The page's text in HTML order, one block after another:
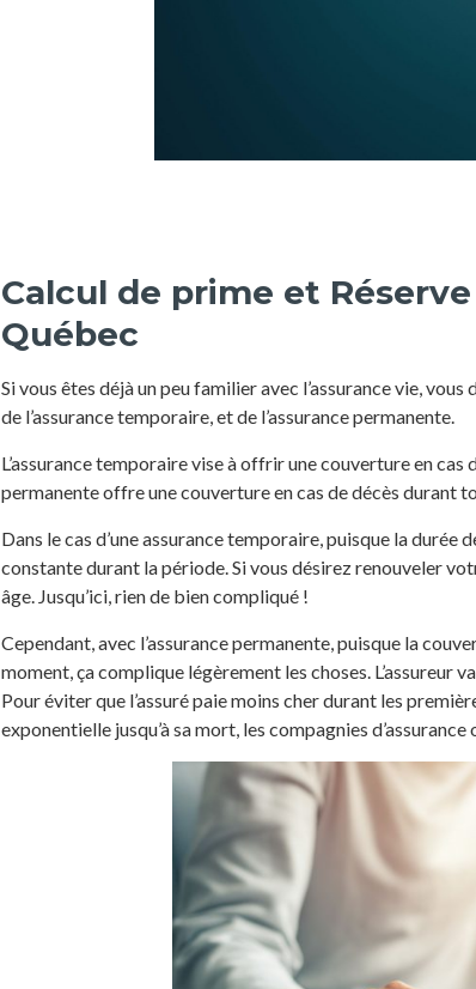
Calcul de prime et
Québec
Si vous êtes déjà un peu familier avec l’assurance vie,
de l’assurance temporaire, et de l’assurance permanente.
L’assurance temporaire vise à offrir une couverture en
permanente offre une couverture en cas de décès durant
Dans le cas d’une assurance temporaire, puisque la
constante durant la période. Si vous désirez renouveler
âge. Jusqu’ici, rien de bien compliqué !
Cependant, avec l’assurance permanente, puisque la
moment, ça complique légèrement les choses. L’assureur
Pour éviter que l’assuré paie moins cher durant les
exponentielle jusqu’à sa mort, les compagnies